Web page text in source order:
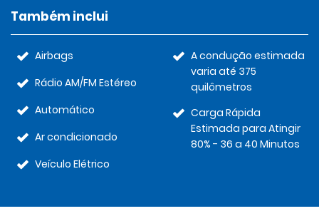
Também inclui
Airbags
Rádio AM/FM Estéreo
Automático
Ar condicionado
Veículo Elétrico
A condução estimada
varia até 375
quilômetros
Carga Rápida
Estimada para Atingir
80% - 36 a 40 Minutos